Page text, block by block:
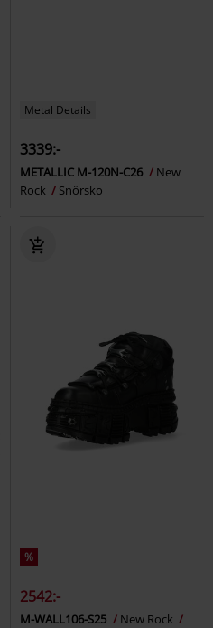
Metal Details
3339:-
METALLIC M-120N-C26
New
Rock
Snörsko
%
2542:-
M-WALL106-S25
New Rock